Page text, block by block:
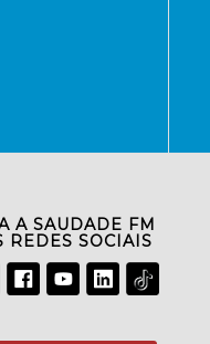
A SAUDADE FM
REDES SOCIAIS